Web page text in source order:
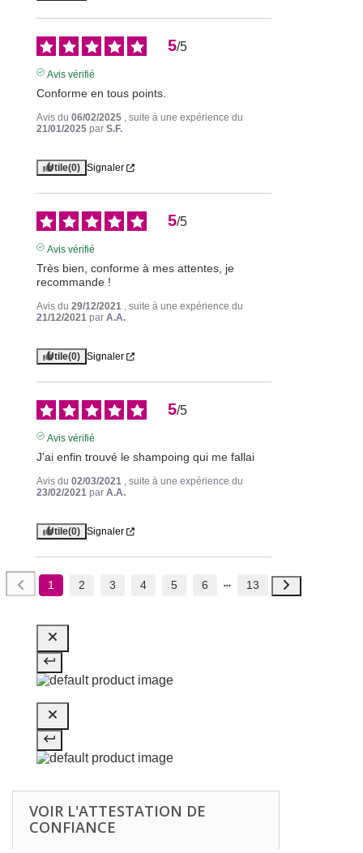
5/5
Avis vérifié
Conforme en tous points.
Avis du 06/02/2025 , suite à une expérience du
21/01/2025 par S.F.
Utile(0) Signaler
5/5
Avis vérifié
Très bien, conforme à mes attentes, je
recommande !
Avis du 29/12/2021 , suite à une expérience du
21/12/2021 par A.A.
Utile(0) Signaler
5/5
Avis vérifié
J'ai enfin trouvé le shampoing qui me fallai
Avis du 02/03/2021 , suite à une expérience du
23/02/2021 par A.A.
Utile(0) Signaler
1 2 3 4 5 6 13
VOIR L'ATTESTATION DE
CONFIANCE